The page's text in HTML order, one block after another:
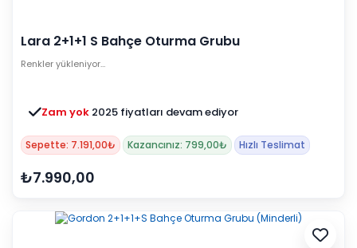
Lara 2+1+1 S Bahçe Oturma Grubu
Renkler yükleniyor…
Zam yok 2025 fiyatları devam ediyor
Sepette: 7.191,00₺ Kazancınız: 799,00₺ Hızlı Teslimat
₺7.990,00